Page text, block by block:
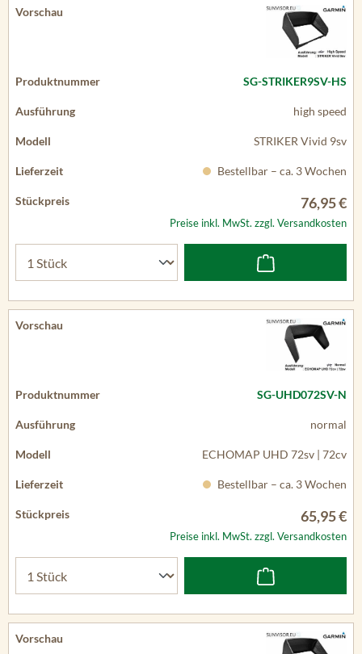
SG-STRIKER9SV-HS
high speed
STRIKER Vivid 9sv
Bestellbar – ca. 3 Wochen
76,95 €
Preise inkl. MwSt. zzgl. Versandkosten
SG-UHD072SV-N
normal
ECHOMAP UHD 72sv | 72cv
Bestellbar – ca. 3 Wochen
65,95 €
Preise inkl. MwSt. zzgl. Versandkosten